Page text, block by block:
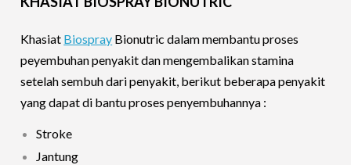
Khasiat Biospray Bionutric dalam membantu proses
peyembuhan penyakit dan mengembalikan stamina
setelah sembuh dari penyakit, berikut beberapa penyakit
yang dapat di bantu proses penyembuhannya :
Stroke
Jantung